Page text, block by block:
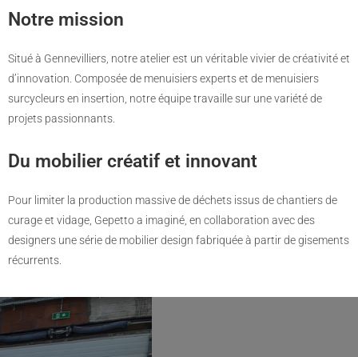
Notre mission
Situé à Gennevilliers, notre atelier est un véritable vivier de créativité et
d’innovation. Composée de menuisiers experts et de menuisiers
surcycleurs en insertion, notre équipe travaille sur une variété de
projets passionnants.
Du mobilier créatif et innovant
Pour limiter la production massive de déchets issus de chantiers de
curage et vidage, Gepetto a imaginé, en collaboration avec des
designers une série de mobilier design fabriquée à partir de gisements
récurrents.